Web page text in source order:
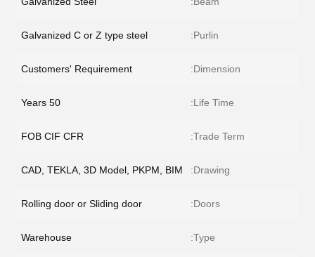
Purlin:
Galvanized C or Z type steel
Dimension:
Customers' Requirement
Life Time:
50 Years
Trade Term:
FOB CIF CFR
Drawing:
CAD, TEKLA, 3D Model, PKPM, BIM
Doors:
Rolling door or Sliding door
Type:
Warehouse